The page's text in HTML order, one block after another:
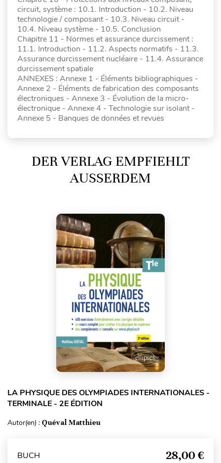
circuit, système : 10.1. Introduction - 10.2. Niveau
technologie / composant - 10.3. Niveau circuit -
10.4. Niveau système - 10.5. Conclusion
Chapitre 11 - Normes et assurance durcissement :
11.1. Introduction - 11.2. Aspects normatifs - 11.3.
Assurance durcissement nucléaire - 11.4. Assurance
durcissement spatiale
ANNEXES : Annexe 1 - Éléments bibliographiques -
Annexe 2 - Éléments de fabrication des composants
électroniques - Annexe 3 - Évolution de la micro-
électronique - Annexe 4 - Technologie sur isolant -
Annexe 5 - Banques de données et revues
DER VERLAG EMPFIEHLT
AUSSERDEM
LA PHYSIQUE DES OLYMPIADES INTERNATIONALES -
TERMINALE - 2E ÉDITION
Autor(en) : Quéval Matthieu
BUCH 28,00 €